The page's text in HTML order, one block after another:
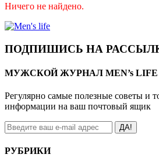
Ничего не найдено.
ПОДПИШИСЬ НА
МУЖСКОЙ ЖУРНАЛ MEN’s LIFE
Регулярно самые полезные советы и
информации на ваш почтовый ящик
ДА!
РУБРИКИ